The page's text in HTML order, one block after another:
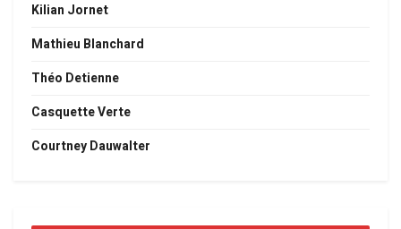
Kilian Jornet
Mathieu Blanchard
Théo Detienne
Casquette Verte
Courtney Dauwalter